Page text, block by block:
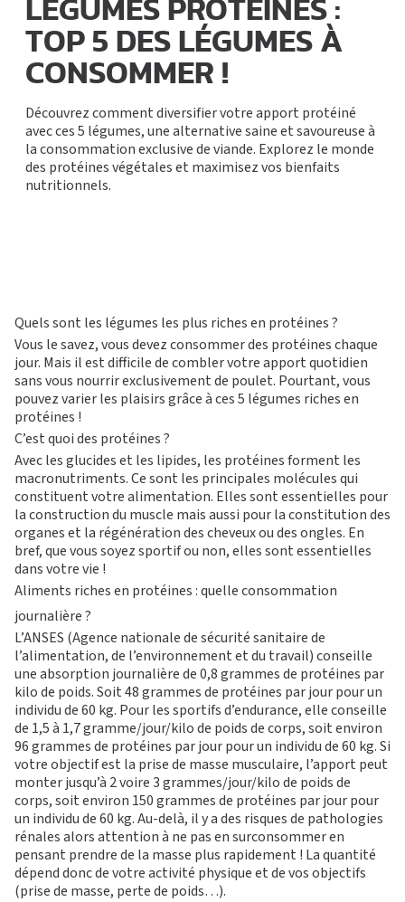
MOT
IVÉ
S’ABONNER
FORMULE D’ABONNEMENT
APPLI JOY
COURS COLLECTIFS
SMALL GROUP
COACHING
BLOG
DEVENIR FRANCHISÉ L’APPART FITNESS
LÉGUMES PROTÉINÉS :
TOP 5 DES LÉGUMES À
CONSOMMER !
Découvrez comment diversifier votre apport protéiné
avec ces 5 légumes, une alternative saine et savoureuse à
la consommation exclusive de viande. Explorez le monde
des protéines végétales et maximisez vos bienfaits
nutritionnels.
Quels sont les légumes les plus riches en protéines ?
Vous le savez, vous devez consommer des protéines chaque
jour. Mais il est difficile de combler votre apport quotidien
sans vous nourrir exclusivement de poulet. Pourtant, vous
pouvez varier les plaisirs grâce à ces 5 légumes riches en
protéines !
C’est quoi des protéines ?
Avec les glucides et les lipides, les protéines forment les
macronutriments. Ce sont les principales molécules qui
constituent votre alimentation. Elles sont essentielles pour
la construction du muscle mais aussi pour la constitution des
organes et la régénération des cheveux ou des ongles. En
bref, que vous soyez sportif ou non, elles sont essentielles
dans votre vie !
Aliments riches en protéines : quelle consommation
journalière ?
L’ANSES (Agence nationale de sécurité sanitaire de
l’alimentation, de l’environnement et du travail) conseille
une absorption journalière de 0,8 grammes de protéines par
kilo de poids. Soit 48 grammes de protéines par jour pour un
individu de 60 kg. Pour les sportifs d’endurance, elle conseille
de 1,5 à 1,7 gramme/jour/kilo de poids de corps, soit environ
96 grammes de protéines par jour pour un individu de 60 kg. Si
votre objectif est la prise de masse musculaire, l’apport peut
monter jusqu’à 2 voire 3 grammes/jour/kilo de poids de
corps, soit environ 150 grammes de protéines par jour pour
un individu de 60 kg. Au-delà, il y a des risques de pathologies
rénales alors attention à ne pas en surconsommer en
pensant prendre de la masse plus rapidement ! La quantité
dépend donc de votre activité physique et de vos objectifs
(prise de masse, perte de poids…).